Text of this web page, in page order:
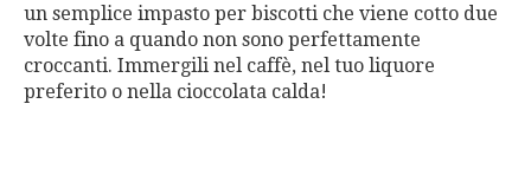
un semplice impasto per biscotti che viene cotto due
volte fino a quando non sono perfettamente
croccanti. Immergili nel caffè, nel tuo liquore
preferito o nella cioccolata calda!